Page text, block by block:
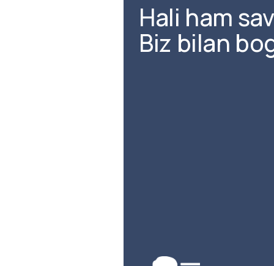
Hali ham
Biz bilan